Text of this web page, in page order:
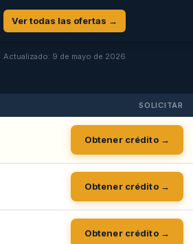
Ver todas las ofertas →
Actualizado: 9 de mayo de 2026
SOLICITAR
Obtener crédito →
Obtener crédito →
Obtener crédito →